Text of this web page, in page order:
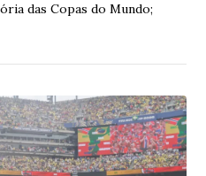
das Copas do Mundo;